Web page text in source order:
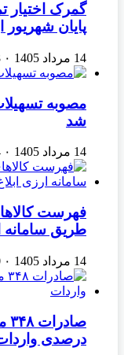
گمرک اختیار
پایان شهریور
14 مرداد 1405 ۰
مصوبه
شد
14 مرداد 1405 ۰
فهرست
طریق سامانه
14 مرداد 1405 ۰
درصدی